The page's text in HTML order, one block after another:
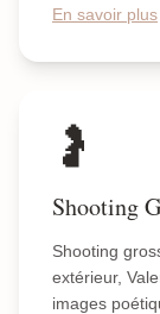
En savoir plus
🤰
Shooting
Shooting
extérieur,
images